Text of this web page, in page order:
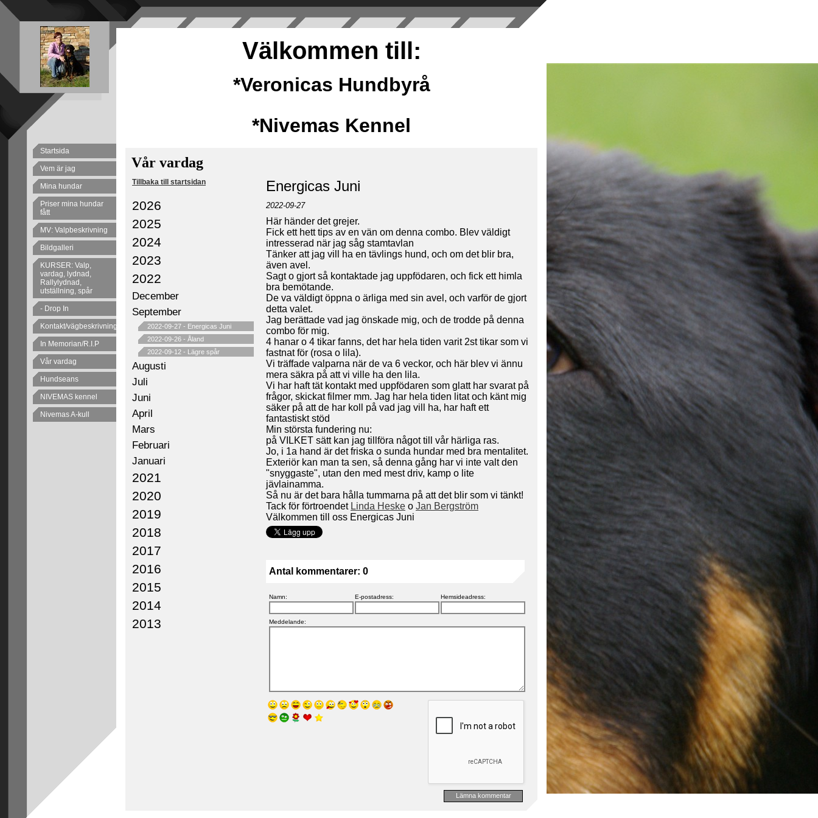
Startsida
Vem är jag
Mina hundar
Priser mina hundar
fått
MV: Valpbeskrivning
Bildgalleri
KURSER: Valp,
vardag, lydnad,
Rallylydnad,
utställning, spår
- Drop In
Kontakt/vägbeskrivning
In Memorian/R.I.P
Vår vardag
Hundseans
NIVEMAS kennel
Nivemas A-kull
Välkommen till:
*Veronicas Hundbyrå
*Nivemas Kennel
Vår vardag
Tillbaka till startsidan
2026
2025
2024
2023
2022
December
September
2022-09-27 - Energicas Juni
2022-09-26 - Åland
2022-09-12 - Lägre spår
Augusti
Juli
Juni
April
Mars
Februari
Januari
2021
2020
2019
2018
2017
2016
2015
2014
2013
Energicas Juni
2022-09-27
Här händer det grejer.
Fick ett hett tips av en vän om denna combo. Blev väldigt
intresserad när jag såg stamtavlan
Tänker att jag vill ha en tävlings hund, och om det blir bra,
även avel.
Sagt o gjort så kontaktade jag uppfödaren, och fick ett himla
bra bemötande.
De va väldigt öppna o ärliga med sin avel, och varför de gjort
detta valet.
Jag berättade vad jag önskade mig, och de trodde på denna
combo för mig.
4 hanar o 4 tikar fanns, det har hela tiden varit 2st tikar som vi
fastnat för (rosa o lila).
Vi träffade valparna när de va 6 veckor, och här blev vi ännu
mera säkra på att vi ville ha den lila.
Vi har haft tät kontakt med uppfödaren som glatt har svarat på
frågor, skickat filmer mm. Jag har hela tiden litat och känt mig
säker på att de har koll på vad jag vill ha, har haft ett
fantastiskt stöd
Min största fundering nu:
på VILKET sätt kan jag tillföra något till vår härliga ras.
Jo, i 1a hand är det friska o sunda hundar med bra mentalitet.
Exteriör kan man ta sen, så denna gång har vi inte valt den
"snyggaste", utan den med mest driv, kamp o lite
jävlainamma.
Så nu är det bara hålla tummarna på att det blir som vi tänkt!
Tack för förtroendet Linda Heske o Jan Bergström
Välkommen till oss Energicas Juni
Antal kommentarer: 0
Namn: E-postadress: Hemsideadress:
Meddelande: